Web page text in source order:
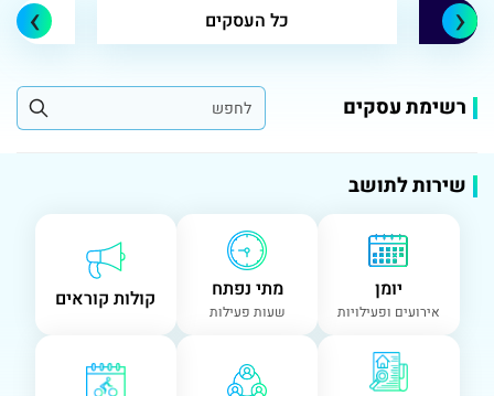
כל העסקים ‹
›
רשימת עסקים
שירות לתושב
יומן
אירועים ופעילויות
מתי נפתח
שעות פעילות קולות קוראים